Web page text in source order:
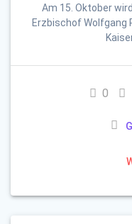
Am 15. Oktober
Erzbischof Wolfgang
0